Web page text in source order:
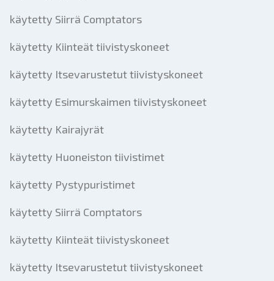
käytetty Siirrä Comptators
käytetty Kiinteät tiivistyskoneet
käytetty Itsevarustetut tiivistyskoneet
käytetty Esimurskaimen tiivistyskoneet
käytetty Kairajyrät
käytetty Huoneiston tiivistimet
käytetty Pystypuristimet
käytetty Siirrä Comptators
käytetty Kiinteät tiivistyskoneet
käytetty Itsevarustetut tiivistyskoneet